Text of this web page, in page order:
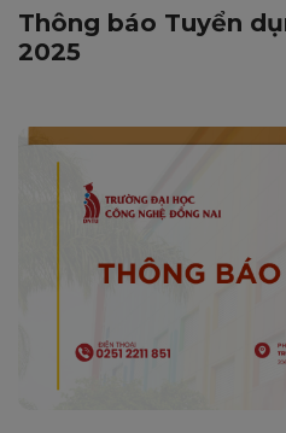
Thông báo Tuyển
2025